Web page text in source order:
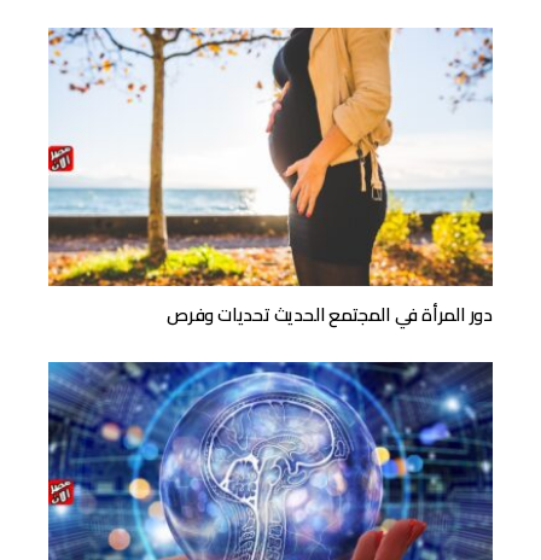
دور المرأة في المجتمع الحديث تحديات وفرص